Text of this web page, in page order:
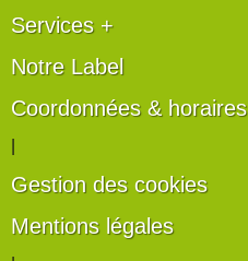
Services +
Notre Label
Coordonnées & horaires
Gestion des cookies
Mentions légales